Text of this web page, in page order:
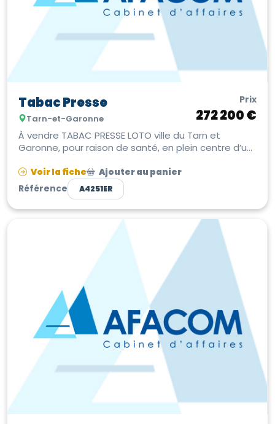
Tabac Presse
Tarn-et-Garonne
Prix
272 200 €
À vendre TABAC PRESSE LOTO ville du Tarn et
Garonne, pour raison de santé, en plein centre d’un
Voir la fiche Ajouter au panier
Référence A4251ER